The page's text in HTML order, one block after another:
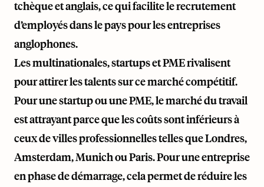
tchèque et anglais, ce qui facilite le recrutement
d’employés dans le pays pour les entreprises
anglophones.
Les multinationales, startups et PME rivalisent
pour attirer les talents sur ce marché compétitif.
Pour une startup ou une PME, le marché du travail
est attrayant parce que les coûts sont inférieurs à
ceux de villes professionnelles telles que Londres,
Amsterdam, Munich ou Paris. Pour une entreprise
en phase de démarrage, cela permet de réduire les